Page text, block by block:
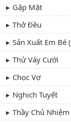
Gặp Mặt
Thở Đều
Sản Xuất Em Bé
Thử Váy Cưới
Chọc Vợ
Nghịch Tuyết
Thầy Chủ